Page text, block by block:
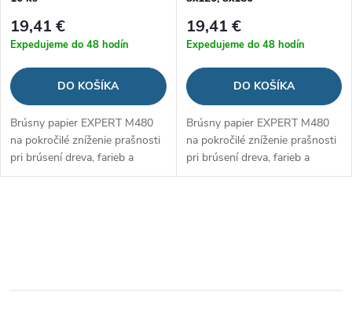
19,41 €
Expedujeme do 48 hodín
DO KOŠÍKA
Brúsny papier EXPERT M480
na pokročilé zníženie prašnosti
pri brúsení dreva, farieb a
sadrokartónu
19,41 €
Expedujeme do 48 hodín
DO KOŠÍKA
Brúsny papier EXPERT M480
na pokročilé zníženie prašnosti
pri brúsení dreva, farieb a
sadrokartónu
l